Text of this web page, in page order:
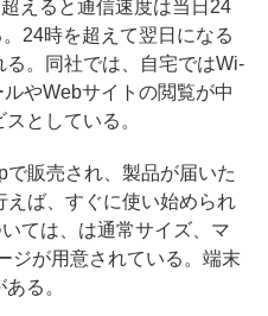
えると通信速度は当日24
24時を超えて翌日になる
。同社では、自宅ではWi-
やWebサイトの閲覧が中
としている。
販売され、製品が届いた
ば、すぐに使い始められ
ては、は通常サイズ、マ
ジが用意されている。端末
る。